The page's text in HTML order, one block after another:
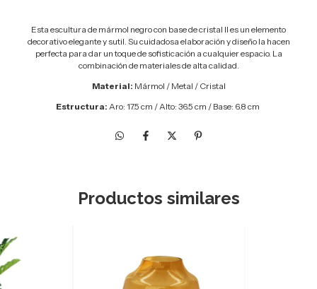
Esta escultura de mármol negro con base de cristal II es un elemento
decorativo elegante y sutil. Su cuidadosa elaboración y diseño la hacen
perfecta para dar un toque de sofisticación a cualquier espacio. La
combinación de materiales de alta calidad.
Material: Mármol / Metal / Cristal
Estructura: Aro: 17.5 cm / Alto: 36.5 cm / Base: 6.8 cm
Productos similares